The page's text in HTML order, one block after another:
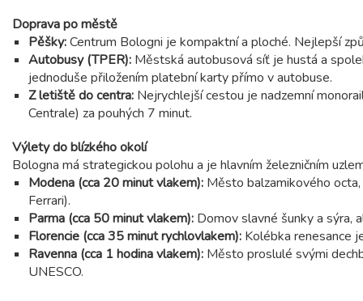
Doprava po městě
Pěšky:Centrum Bologni je kompaktní a ploché. Nejlepší
Autobusy (TPER): Městská autobusová síť je hustá a
jednoduše přiložením platební karty přímo v autobuse.
Z letiště do centra: Nejrychlejší cestou je nadzemní
Centrale) za pouhých 7 minut.
Výlety do blízkého okolí
Bologna má strategickou polohu a je hlavním železničním
Modena (cca 20 minut vlakem): Město balzamikového
Ferrari).
Parma (cca 50 minut vlakem): Domov slavné šunky a sýra,
Florencie (cca 35 minut rychlovlakem): Kolébka renesance
Ravenna (cca 1 hodina vlakem): Město proslulé svými
UNESCO.